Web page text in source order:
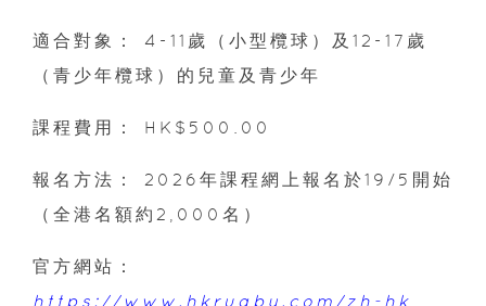
適合對象： 4-11歲（小型欖球）及12-17歲
（青少年欖球）的兒童及青少年
課程費用： HK$500.00
報名方法： 2026年課程網上報名於19/5開始
（全港名額約2,000名）
官方網站：
https://www.hkrugby.com/zh-hk